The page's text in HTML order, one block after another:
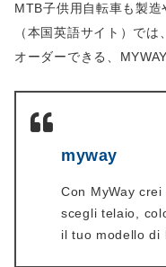
MTB子供用自転車も製
（本国英語サイト）で
オーダーできる、
myway
Con MyWay
scegli telaio,
il tuo modello di